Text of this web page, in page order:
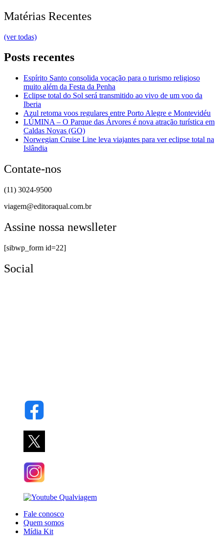
Matérias Recentes
(ver todas)
Posts recentes
Espírito Santo consolida vocação para o turismo religioso
muito além da Festa da Penha
Eclipse total do Sol será transmitido ao vivo de um voo da
Iberia
Azul retoma voos regulares entre Porto Alegre e Montevidéu
LÚMINA – O Parque das Árvores é nova atração turística em
Caldas Novas (GO)
Norwegian Cruise Line leva viajantes para ver eclipse total na
Islândia
Contate-nos
(11) 3024-9500
viagem@editoraqual.com.br
Assine nossa newslleter
[sibwp_form id=22]
Social
Fale conosco
Quem somos
Mídia Kit